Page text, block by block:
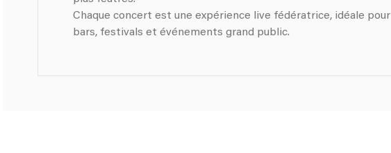
Chaque concert est une expérience live fédératrice, idéale pour
bars, festivals et événements grand public.